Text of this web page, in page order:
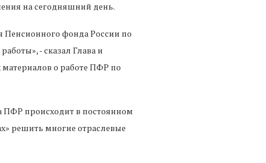
на сегодняшний день.
Пенсионного фонда России по
- сказал Глава и
о работе ПФР по
ПФР происходит в постоянном
решить многие отраслевые